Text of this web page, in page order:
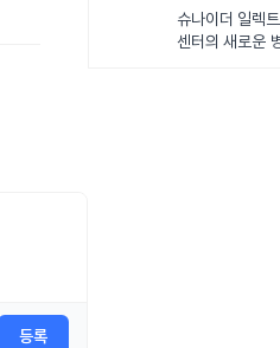
등록
슈나이더 일렉
센터의 새로운